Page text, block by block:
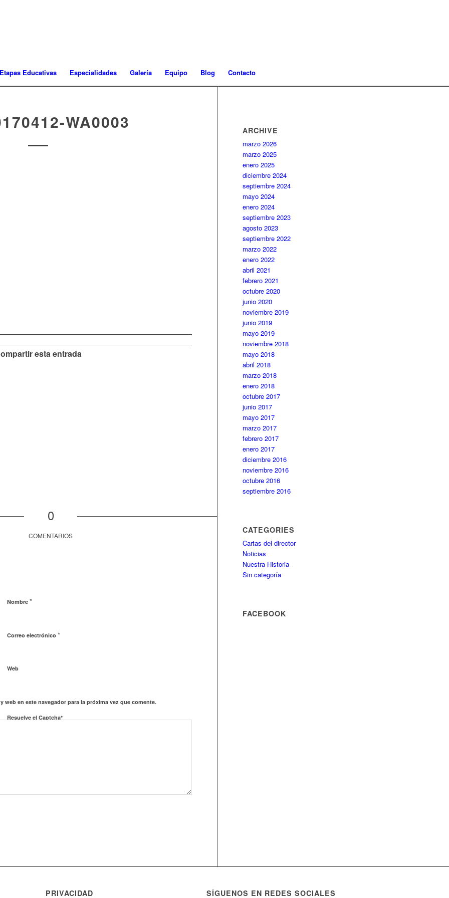
Educativas Especialidades Galería Equipo Blog Contacto
WA0003
esta entrada
0
COMENTARIOS
Nombre *
Correo electrónico *
Web
web en este navegador para la próxima vez que comente.
Resuelve el Captcha*
ARCHIVE
marzo 2026
marzo 2025
enero 2025
diciembre 2024
septiembre 2024
mayo 2024
enero 2024
septiembre 2023
agosto 2023
septiembre 2022
marzo 2022
enero 2022
abril 2021
febrero 2021
octubre 2020
junio 2020
noviembre 2019
junio 2019
mayo 2019
noviembre 2018
mayo 2018
abril 2018
marzo 2018
enero 2018
octubre 2017
junio 2017
mayo 2017
marzo 2017
febrero 2017
enero 2017
diciembre 2016
noviembre 2016
octubre 2016
septiembre 2016
CATEGORIES
Cartas del director
Noticias
Nuestra Historia
Sin categoría
FACEBOOK
PRIVACIDAD SÍGUENOS EN REDES SOCIALES